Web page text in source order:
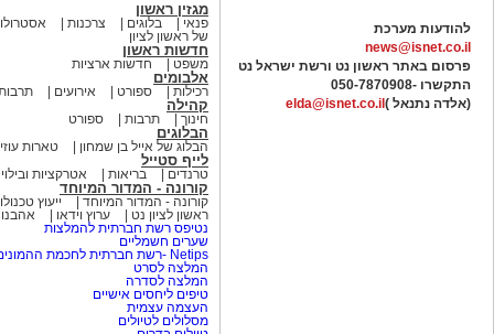
להודעות מערכת
news@isnet.co.il
פרסום באתר ראשון נט ורשת ישראל נט
התקשרו -050-7870908
(אלדה נתנאל ) elda@isnet.co.il
מגזין ראשון
פנאי בלוגים צרכנות
של ראשון לציון
חדשות ראשון
משפט חדשות ארציות
אלבומים
רכילות ספורט אירועים
קהילה
חינוך תרבות ספורט
הבלוגים
הבלוג של אייל בן שמחון טארות
לייף סטייל
טרנדים בריאות אטרקציות ובילוי
קורונה - המדור המיוחד
קורונה - המדור המיוחד
ייעוץ
ראשון לציון נט
ערוץ וידאו
נטיפס רשת חברתית להמלצות
שערים חשמליים
Netips -רשת חברתית לחכמת ההמונים
המלצה לסרט
המלצה לסדרה
טיפים ליחסים אישיים
העצמה עצמית
מסלולים לטיולים